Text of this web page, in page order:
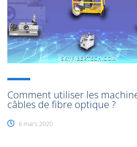
Comment utiliser les
câbles de fibre optique ?
6 mars 2020